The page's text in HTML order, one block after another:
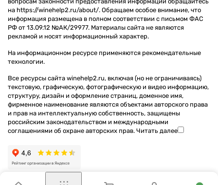
на https://winehelp2.ru/about/. Обращаем особое внимание, что
информация размещена в полном соответствии с письмом ФАС
РФ от 13.09.12 №АК/29977. Материалы сайта не являются
рекламой и носят информационный характер.
На информационном ресурсе применяются рекомендательные
технологии.
Все ресурсы сайта winehelp2.ru, включая (но не ограничиваясь)
текстовую, графическую, фотографическую и видео информацию,
структуру, дизайн и оформление страниц, доменное имя,
фирменное наименование являются объектами авторского права
и прав на интеллектуальную собственность, защищены
российским законодательством и международными
соглашениями об охране авторских прав. Читать далее